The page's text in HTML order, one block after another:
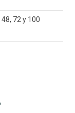
72 y 100